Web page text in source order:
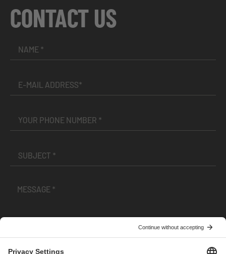
CONTACT US